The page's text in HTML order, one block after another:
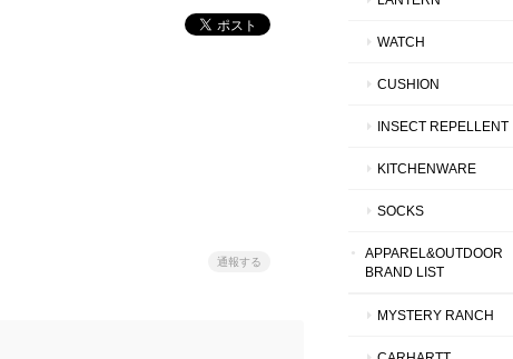
通報する
WATCH
CUSHION
INSECT REPELLENT
KITCHENWARE
SOCKS
APPAREL&OUTDOOR
BRAND LIST
MYSTERY RANCH